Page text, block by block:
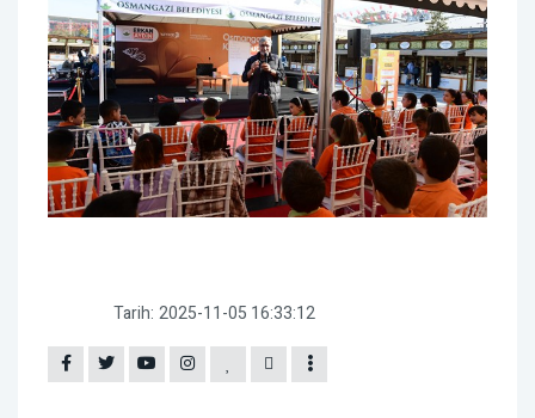
Tarih: 2025-11-05 16:33:12